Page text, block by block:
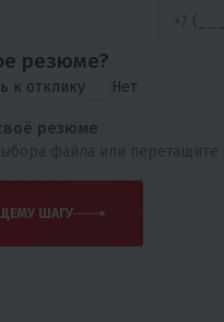
резюме?
к отклику Нет
резюме
ШАГУ